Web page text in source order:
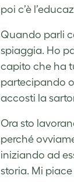
poi c’è
Quando parli
spiaggia. Ho
capito che ha
partecipando
accosti la
Ora sto
perché
iniziando ad
storia. Mi piace